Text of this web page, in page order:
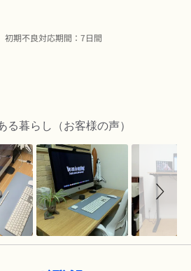
初期不良対応期間：7日間
る暮らし（お客様の声）